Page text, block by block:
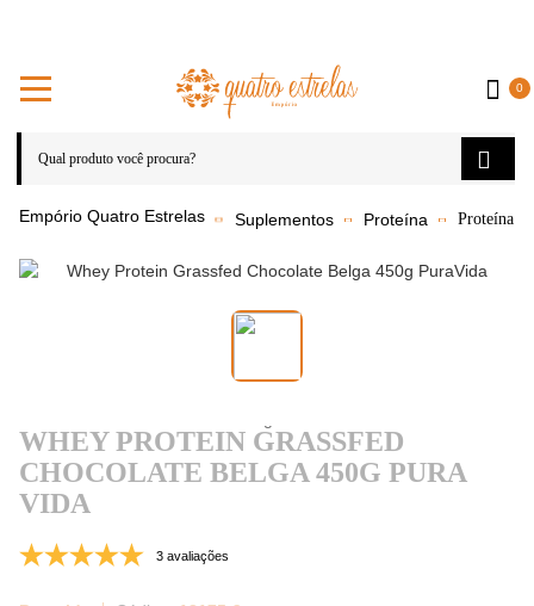
0
Suplementos Proteína Proteína
WHEY PROTEIN GRASSFED
CHOCOLATE BELGA 450G PURA
VIDA
3 avaliações